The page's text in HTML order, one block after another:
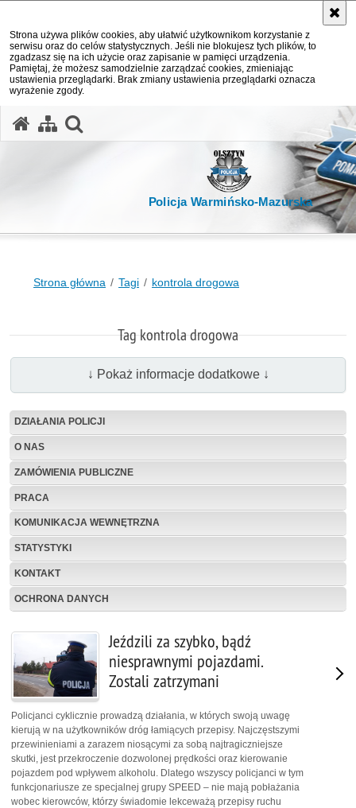
Strona używa plików cookies, aby ułatwić użytkownikom korzystanie z
serwisu oraz do celów statystycznych. Jeśli nie blokujesz tych plików, to
zgadzasz się na ich użycie oraz zapisanie w pamięci urządzenia.
Pamiętaj, że możesz samodzielnie zarządzać cookies, zmieniając
ustawienia przeglądarki. Brak zmiany ustawienia przeglądarki oznacza
wyrażenie zgody.
Policja Warmińsko-Mazurska
Strona główna Tagi kontrola drogowa
Tag kontrola drogowa
↓ Pokaż informacje dodatkowe ↓
DZIAŁANIA POLICJI
O NAS
ZAMÓWIENIA PUBLICZNE
PRACA
KOMUNIKACJA WEWNĘTRZNA
STATYSTYKI
KONTAKT
OCHRONA DANYCH
Jeździli za szybko, bądź
niesprawnymi pojazdami.
Zostali zatrzymani
Policjanci cyklicznie prowadzą działania, w których swoją uwagę
kierują w na użytkowników dróg łamiących przepisy. Najczęstszymi
przewinieniami a zarazem niosącymi za sobą najtragiczniejsze
skutki, jest przekroczenie dozwolonej prędkości oraz kierowanie
pojazdem pod wpływem alkoholu. Dlatego wszyscy policjanci w tym
funkcjonariusze ze specjalnej grupy SPEED – nie mają pobłażania
wobec kierowców, którzy świadomie lekceważą przepisy ruchu